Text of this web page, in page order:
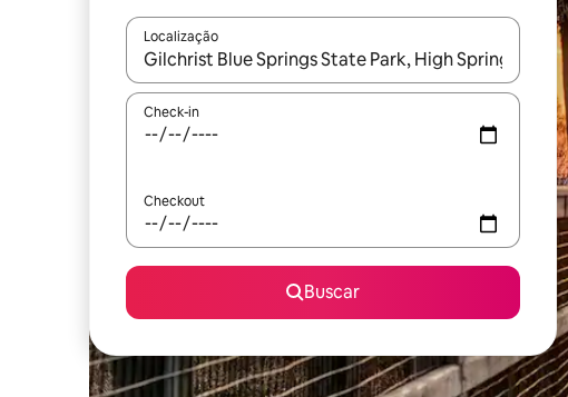
Localização
Quando os resultados estiverem disponíveis, explore-os
Check-in
Checkout
Buscar